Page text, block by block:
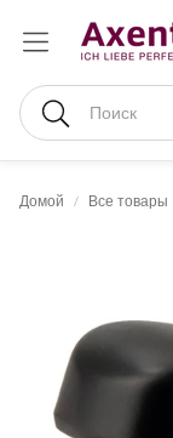
Поиск
Домой Все товары